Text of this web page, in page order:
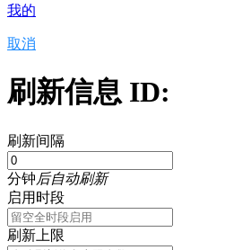
我的
取消
刷新信息 ID:
刷新间隔
分钟后自动刷新
启用时段
刷新上限